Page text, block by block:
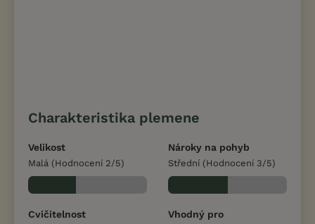
Charakteristika plemene
Velikost
Malá (Hodnocení 2/5)
Nároky na pohyb
Střední (Hodnocení 3/5)
Cvičitelnost Vhodný pro